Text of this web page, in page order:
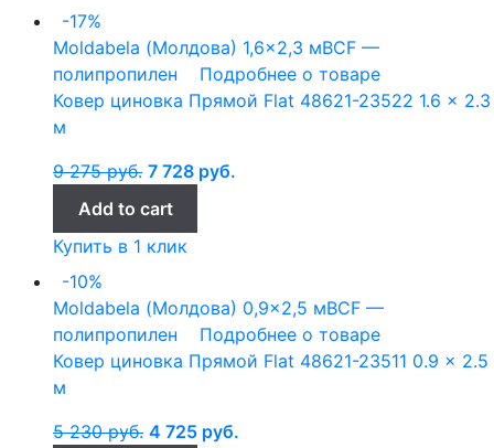
-17%
Moldabela (Молдова) 1,6x2,3 мBCF —
полипропилен
Подробнее о товаре
Ковер циновка Прямой Flat 48621-23522 1.6 x 2.3
м
9 275руб. 7 728 руб.
Add to cart
Купить в 1 клик
-10%
Moldabela (Молдова) 0,9x2,5 мBCF —
полипропилен
Подробнее о товаре
Ковер циновка Прямой Flat 48621-23511 0.9 x 2.5
м
5 230руб. 4 725 руб.